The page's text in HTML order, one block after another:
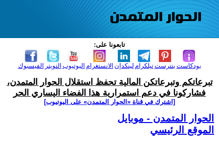
تابعونا على:
الفيسبوك التويتر اليوتيوب الانستغرام لينكدإن تيلكرامبنترست بودكاست
تبرعاتكم وتبرعاتكن المالية تحفظ استقلال الحوار المتمدن،
فشاركونا في دعم استمرارية هذا الفضاء اليساري الحر
[اشترك في قناة ‫«الحوار المتمدن» على اليوتيوب]
الحوار المتمدن - موبايل
الموقع الرئيسي